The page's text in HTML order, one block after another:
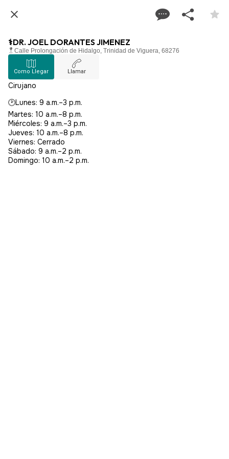
⚕️DR. JOEL DORANTES JIMENEZ
Calle Prolongación de Hidalgo, Trinidad de Viguera, 68276
Como Llegar Llamar
Cirujano
🕑Lunes: 9 a.m.–3 p.m.
Martes: 10 a.m.–8 p.m.
Miércoles: 9 a.m.–3 p.m.
Jueves: 10 a.m.–8 p.m.
Viernes: Cerrado
Sábado: 9 a.m.–2 p.m.
Domingo: 10 a.m.–2 p.m.